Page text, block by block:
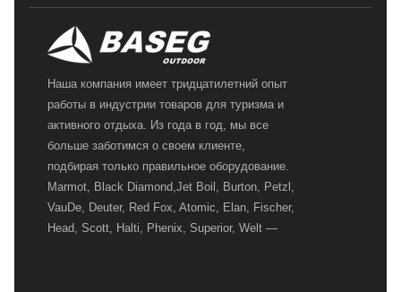
Наша компания имеет тридцатилетний опыт
работы в индустрии товаров для туризма и
активного отдыха. Из года в год, мы все
больше заботимся о своем клиенте,
подбирая только правильное оборудование.
Marmot, Black Diamond,Jet Boil, Burton, Petzl,
VauDe, Deuter, Red Fox, Atomic, Elan, Fischer,
Head, Scott, Halti, Phenix, Superior, Welt —